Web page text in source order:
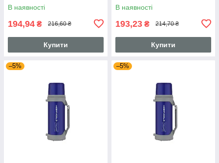
В наявності
194,94 ₴ 216,60 ₴
Купити
В наявності
193,23 ₴ 214,70 ₴
Купити
–5% –5%